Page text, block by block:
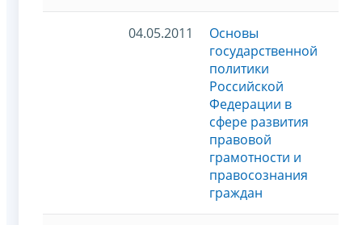
04.05.2011
Основы
государственной
политики
Российской
Федерации в
сфере развития
правовой
грамотности и
правосознания
граждан